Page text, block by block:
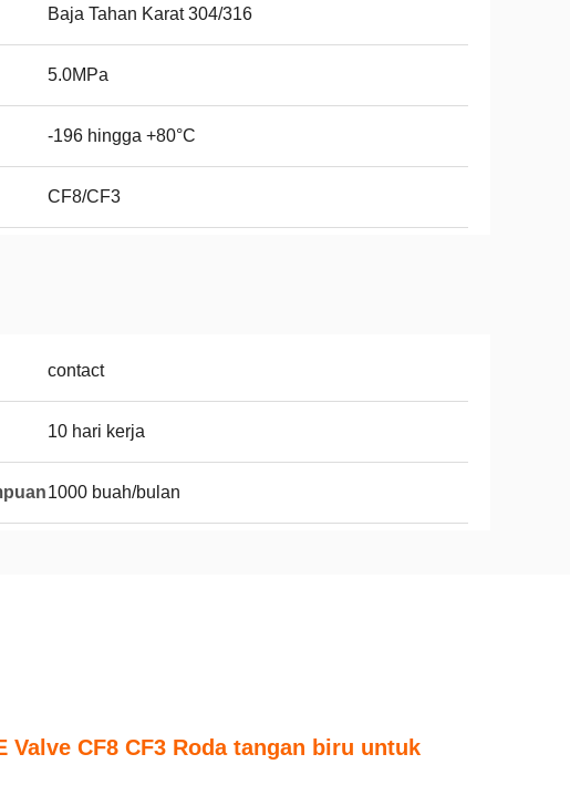
Baja Tahan Karat 304/316
5.0MPa
-196 hingga +80°C
CF8/CF3
contact
10 hari kerja
1000 buah/bulan
Valve CF8 CF3 Roda tangan biru untuk